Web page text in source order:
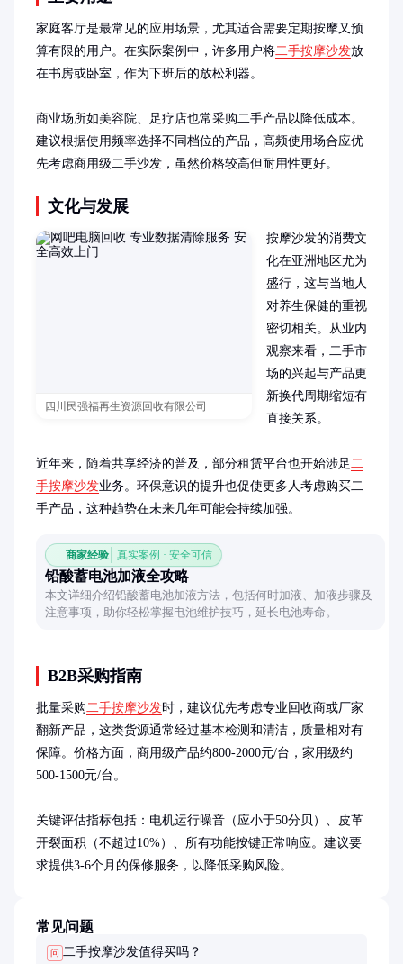
家庭客厅是最常见的应用场景，尤其适合需要定期按摩又预
算有限的用户。在实际案例中，许多用户将二手按摩沙发放
在书房或卧室，作为下班后的放松利器。
商业场所如美容院、足疗店也常采购二手产品以降低成本。
建议根据使用频率选择不同档位的产品，高频使用场合应优
先考虑商用级二手沙发，虽然价格较高但耐用性更好。
文化与发展
四川民强福再生资源回收有限公司
按摩沙发的消费文
化在亚洲地区尤为
盛行，这与当地人
对养生保健的重视
密切相关。从业内
观察来看，二手市
场的兴起与产品更
新换代周期缩短有
直接关系。
近年来，随着共享经济的普及，部分租赁平台也开始涉足二
手按摩沙发业务。环保意识的提升也促使更多人考虑购买二
手产品，这种趋势在未来几年可能会持续加强。
商家经验 真实案例 · 安全可信
铅酸蓄电池加液全攻略
本文详细介绍铅酸蓄电池加液方法，包括何时加液、加液步骤及
注意事项，助你轻松掌握电池维护技巧，延长电池寿命。
B2B采购指南
批量采购二手按摩沙发时，建议优先考虑专业回收商或厂家
翻新产品，这类货源通常经过基本检测和清洁，质量相对有
保障。价格方面，商用级产品约800-2000元/台，家用级约
500-1500元/台。
关键评估指标包括：电机运行噪音（应小于50分贝）、皮革
开裂面积（不超过10%）、所有功能按键正常响应。建议要
求提供3-6个月的保修服务，以降低采购风险。
常见问题
问 二手按摩沙发值得买吗？